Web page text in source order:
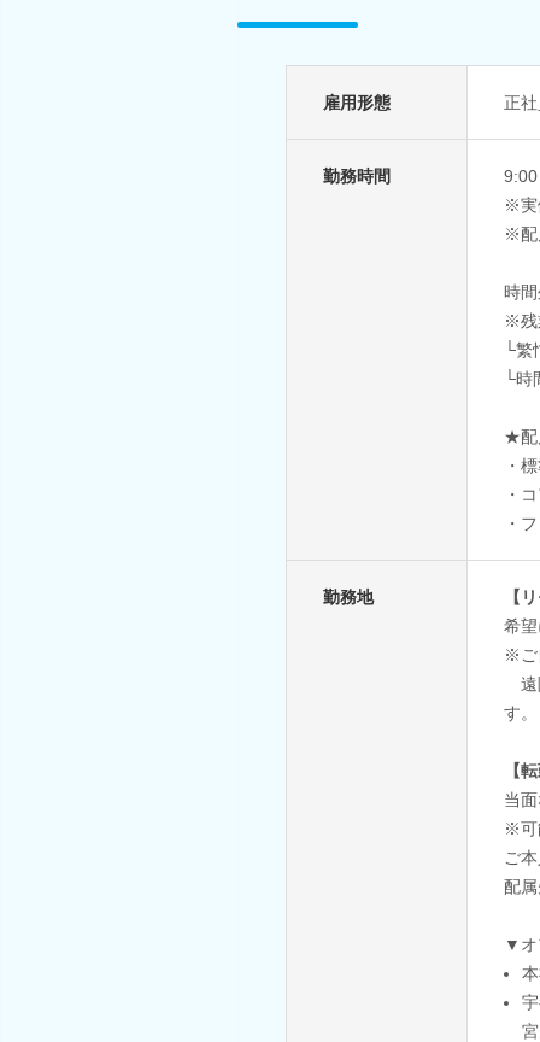
雇用形態 正
勤務時間
※実
※配
時
※残
└繁
└時
★配
・
・
・
勤務地
【
希
※ご
遠
す。
【
当
※可
ご
配
▼オ